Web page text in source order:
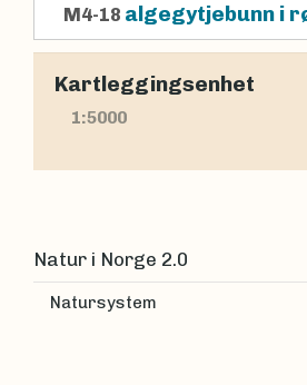
M4-18 algegytjebunn i
Kartleggingsenhet
1:5000
Natur i Norge 2.0
Natursystem